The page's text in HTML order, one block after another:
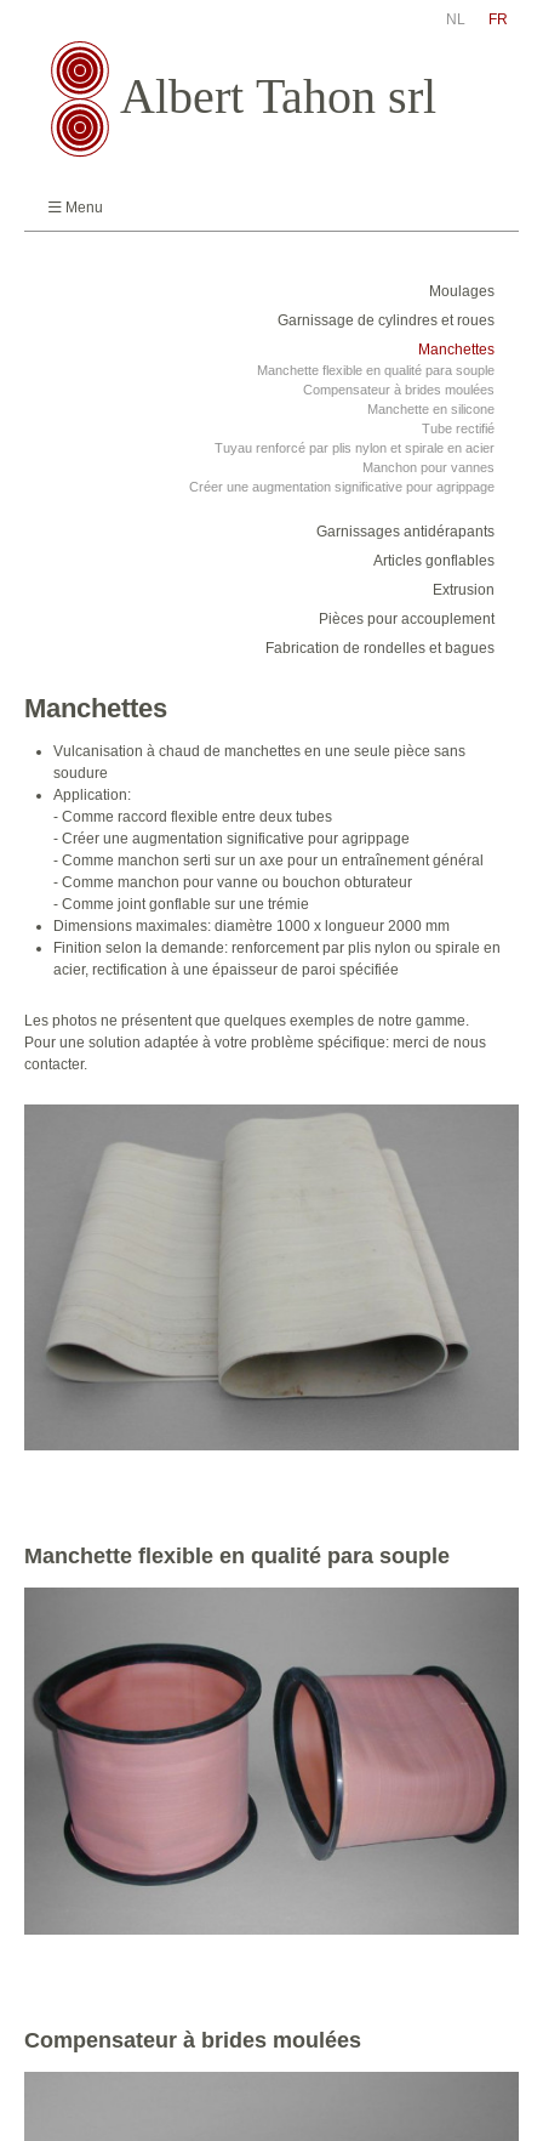
NL FR
Menu
Moulages
Garnissage de cylindres et roues
Manchettes
Manchette flexible en qualité para souple
Compensateur à brides moulées
Manchette en silicone
Tube rectifié
Tuyau renforcé par plis nylon et spirale en acier
Manchon pour vannes
Créer une augmentation significative pour agrippage
Garnissages antidérapants
Articles gonflables
Extrusion
Pièces pour accouplement
Fabrication de rondelles et bagues
Manchettes
Vulcanisation à chaud de manchettes en une seule pièce sans
soudure
Application:
- Comme raccord flexible entre deux tubes
- Créer une augmentation significative pour agrippage
- Comme manchon serti sur un axe pour un entraînement général
- Comme manchon pour vanne ou bouchon obturateur
- Comme joint gonflable sur une trémie
Dimensions maximales: diamètre 1000 x longueur 2000 mm
Finition selon la demande: renforcement par plis nylon ou spirale en
acier, rectification à une épaisseur de paroi spécifiée
Les photos ne présentent que quelques exemples de notre gamme.
Pour une solution adaptée à votre problème spécifique: merci de nous
contacter.
Manchette flexible en qualité para souple
Compensateur à brides moulées